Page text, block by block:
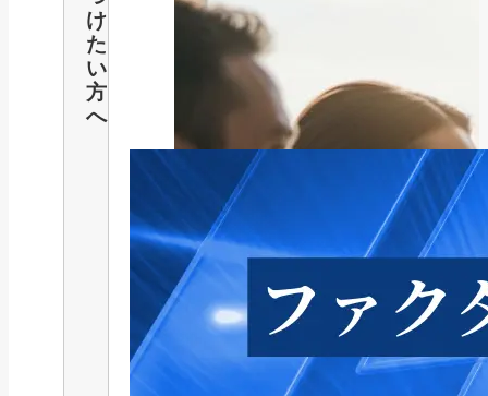
け
た
い
方
へ